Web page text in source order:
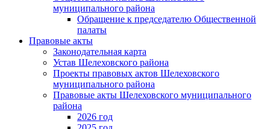
муниципального района
Обращение к председателю Общественной
палаты
Правовые акты
Законодательная карта
Устав Шелеховского района
Проекты правовых актов Шелеховского
муниципального района
Правовые акты Шелеховского муниципального
района
2026 год